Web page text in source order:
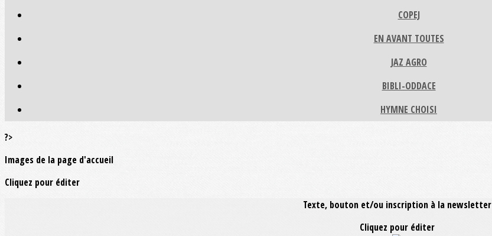
COPEJ
EN AVANT TOUTES
JAZ AGRO
BIBLI-ODDACE
HYMNE CHOISI
?>
Images de la page d'accueil
Cliquez pour éditer
Texte, bouton et/ou inscription à la newsletter
Cliquez pour éditer